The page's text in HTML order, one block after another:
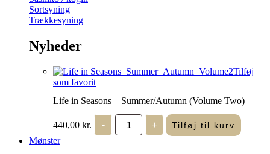
Sortsyning
Trækkesyning
Nyheder
Tilføj
som favorit
Life in Seasons – Summer/Autumn (Volume Two)
440,00 kr. -
Life
Seasons
+ Tilføj til kurv
Mønster